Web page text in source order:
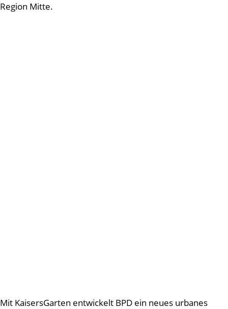
Region Mitte.
Mit KaisersGarten entwickelt BPD ein neues urbanes